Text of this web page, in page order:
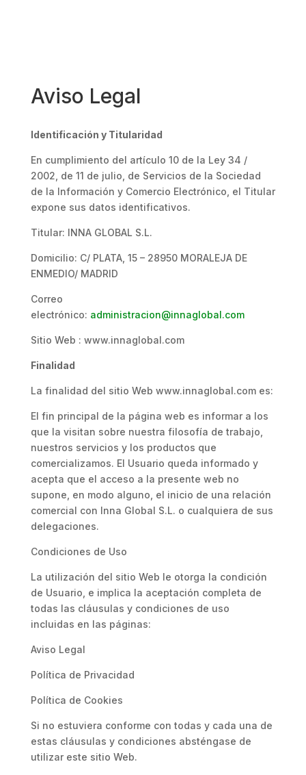
Aviso Legal
Identificación y Titularidad
En cumplimiento del artículo 10 de la Ley 34 /
2002, de 11 de julio, de Servicios de la Sociedad
de la Información y Comercio Electrónico, el Titular
expone sus datos identificativos.
Titular: INNA GLOBAL S.L.
Domicilio: C/ PLATA, 15 – 28950 MORALEJA DE
ENMEDIO/ MADRID
Correo
electrónico: administracion@innaglobal.com
Sitio Web : www.innaglobal.com
Finalidad
La finalidad del sitio Web www.innaglobal.com es:
El fin principal de la página web es informar a los
que la visitan sobre nuestra filosofía de trabajo,
nuestros servicios y los productos que
comercializamos. El Usuario queda informado y
acepta que el acceso a la presente web no
supone, en modo alguno, el inicio de una relación
comercial con Inna Global S.L. o cualquiera de sus
delegaciones.
Condiciones de Uso
La utilización del sitio Web le otorga la condición
de Usuario, e implica la aceptación completa de
todas las cláusulas y condiciones de uso
incluidas en las páginas:
Aviso Legal
Política de Privacidad
Política de Cookies
Si no estuviera conforme con todas y cada una de
estas cláusulas y condiciones absténgase de
utilizar este sitio Web.